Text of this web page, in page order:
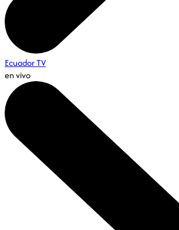
Ecuador TV
en vivo